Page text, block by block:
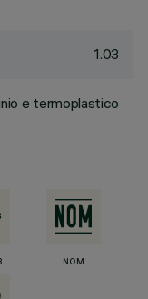
1.03
e termoplastico
NOM